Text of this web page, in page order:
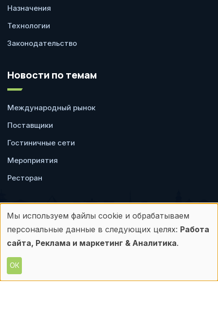
Назначения
Технологии
Законодательство
Новости по темам
Международный рынок
Поставщики
Гостиничные сети
Мероприятия
Ресторан
Пользовательское
соглашение
Политика
конфиденциальности
Любое использование материалов с данного
Использование
персональных
данных
и
Мы используем файлы cookie и обрабатываем
персональные данные в следующих целях: Работа
сайта, Реклама и маркетинг & Аналитика.
ОК